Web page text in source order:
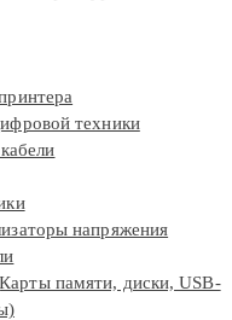
техники
напряжения
памяти, диски, USB-